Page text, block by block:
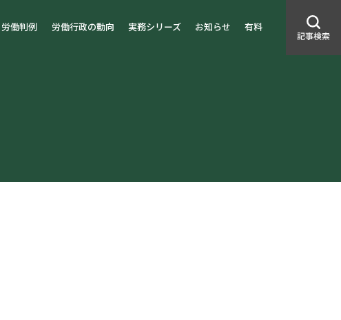
労働判例 労働行政の動向 実務シリーズ お知らせ 有料